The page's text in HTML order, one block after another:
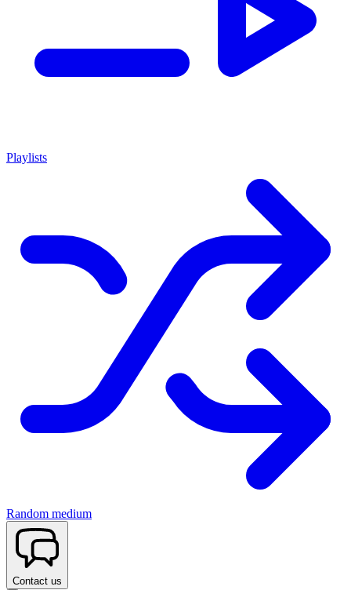
Playlists
Random medium
Contact us